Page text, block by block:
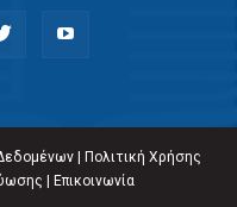
|
Πολιτική Χρήσης
Επικοινωνία